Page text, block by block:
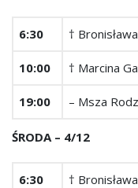
6:30 †
10:00 † Marcina
19:00 – Msza
6:30 †